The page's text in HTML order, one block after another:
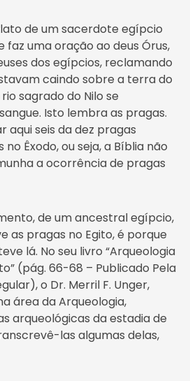
de um sacerdote egípcio
faz uma oração ao deus Órus,
dos egípcios, reclamando
caindo sobre a terra do
sagrado do Nilo se
Isto lembra as pragas.
aqui seis da dez pragas
Êxodo, ou seja, a Bíblia não
a ocorrência de pragas
de um ancestral egípcio,
as pragas no Egito, é porque
lá. No seu livro “Arqueologia
(pág. 66-68 – Publicado Pela
o Dr. Merril F. Unger,
área da Arqueologia,
arqueológicas da estadia de
las algumas delas,